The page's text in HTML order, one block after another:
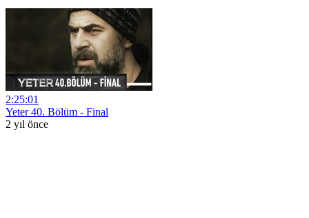
2:25:01
Yeter 40. Bölüm - Final
2 yıl önce